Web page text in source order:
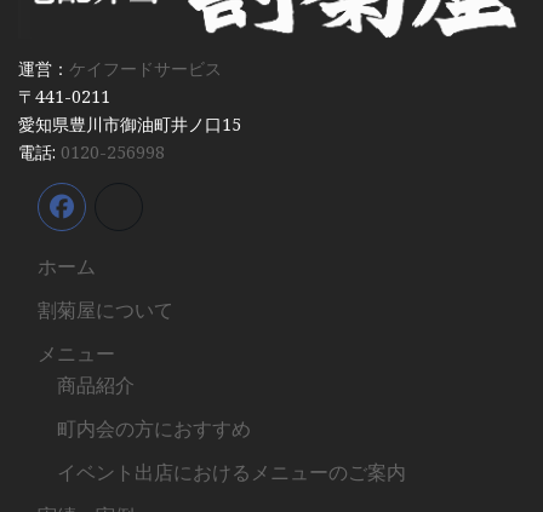
運営： ケイフードサービス
〒441-0211
愛知県豊川市御油町井ノ口15
電話: 0120-256998
ホーム
割菊屋について
メニュー
商品紹介
町内会の方におすすめ
イベント出店におけるメニューのご案内